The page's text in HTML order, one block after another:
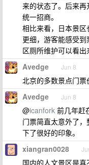
来的状态了。后来再
统一招商。
相比来看，日本景
更细，游客能感受
区厕所维护可以看出
Avedge Jun 8
北京的多数景点门
Avedge Jun 8
@icanfork 前几年赶
门票简直太意外了
下了很好的印象。
xiangran0028
国内的人文景区是